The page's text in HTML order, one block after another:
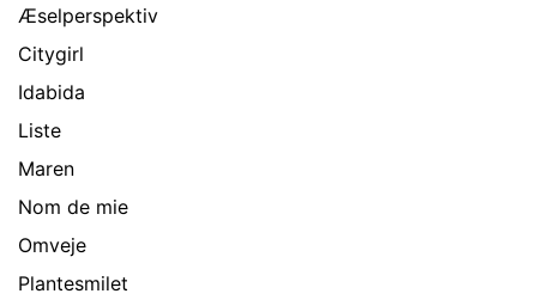
Æselperspektiv
Citygirl
Idabida
Liste
Maren
Nom de mie
Omveje
Plantesmilet